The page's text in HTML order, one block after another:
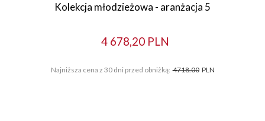
Kolekcja młodzieżowa - aranżacja 5
4 678,20 PLN
Najniższa cena z 30 dni przed obniżką: 4718.00 PLN